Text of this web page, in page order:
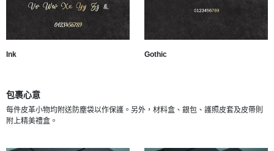
Ink Gothic
包裹心意
每件皮革小物均附送防塵袋以作保護。另外，材料盒、銀包、護照皮套及皮帶則
附上精美禮盒。